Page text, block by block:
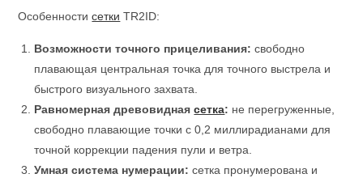
Особенностисетки TR2ID:
Возможности точного прицеливания: свободно
плавающая центральная точка для точного выстрела и
быстрого визуального захвата.
Равномерная древовиднаясетка: не перегруженные,
свободно плавающие точки с 0,2 миллирадианами для
точной коррекции падения пули и ветра.
Умная система нумерации: сетка пронумерована и